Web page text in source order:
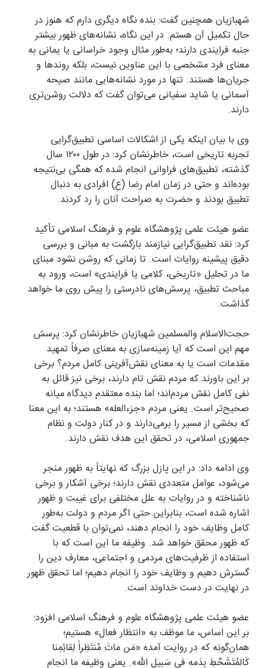
شهبازیان همچنین گفت: بنده نگاه دیگری دارم که هنوز در
حال تکمیل آن هستم. در این نگاه، نشانه‌های ظهور بیشتر
جنبه فرایندی دارند؛ به‌طور مثال وجود خراسانی یا یمانی به
معنای فرد مشخصی با این عناوین نیست، بلکه روند‌ها و
جریان‌ها هستند. تنها در مورد نشانه‌هایی مانند صیحه
آسمانی یا شاید سفیانی می‌توان گفت که دلالت روشن‌تری
دارند.
وی با بیان اینکه یکی از اشکالات اساسی تطبیق‌گرایی
تجربه تاریخی است، خاطرنشان کرد: در طول ۱۲۰۰ سال
گذشته، تطبیق‌های فراوانی انجام شده که همگی بی‌نتیجه
بوده‌اند و حتی در زمان امام رضا (ع) افرادی به دنبال
تطبیق بودند و حضرت به صراحت آنان را رد کردند.
عضو هیئت علمی پژوهشگاه علوم و فرهنگ اسلامی تأکید
کرد: نقد تطبیق‌گرایی نیازمند بازگشت به مبانی و بررسی
دقیق پیشینه روایات است. تا زمانی که روشن نشود مبنای
ما در تحلیل «تاریخی، کلامی یا فرایندی» است، ورود به
مباحث تطبیق، پرسش‌های نادرستی را پیش روی ما خواهد
گذاشت.
حجت‌الاسلام والمسلمین شهبازیان خاطرنشان کرد: پرسش
مهم این است که آیا زمینه‌سازی به معنای صرفاً تمهید
مقدمات است یا به معنای نقش‌آفرینی کامل مردم؟ برخی
بر این باورند که مردم نقش تام دارند، برخی نیز قائل به
نفی کامل نقش مردم‌اند؛ اما بنده معتقدم دیدگاه میانه
صحیح‌تر است. یعنی مردم «جزءالعله» هستند؛ به این معنا
که بخشی از مسیر را برمی‌دارند و در کنار دولت و نظام
جمهوری اسلامی، در تحقق این هدف نقش دارند.
وی ادامه داد: در این پازل بزرگ که نهایتاً به ظهور منجر
می‌شود، عوامل متعددی نقش دارند؛ برخی آشکار و برخی
ناشناخته و در روایات به علل مختلفی برای غیبت و ظهور
اشاره شده است، بنابراین حتی اگر مردم و دولت به‌طور
کامل وظایف خود را انجام دهند، نمی‌توان با قطعیت گفت
که ظهور محقق خواهد شد. وظیفه ما این است که با
استفاده از ظرفیت‌های مردمی و اجتماعی، معارف دین را
گسترش دهیم و وظایف خود را انجام دهیم؛ اما تحقق ظهور
در نهایت در دست خداوند است.
عضو هیئت علمی پژوهشگاه علوم و فرهنگ اسلامی افزود:
بر این اساس، ما موظف به «انتظار فعال» هستیم؛
همان‌گونه که در روایت آمده «مَن ماتَ مُنتَظِراً لِقائِمِنا
کَالمُتَشَحِّطِ بِدَمه فی سَبیلِ الله». یعنی وظیفه ما انجام